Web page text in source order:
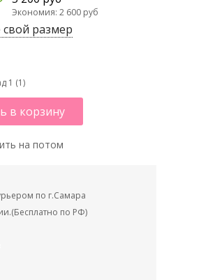
Экономия: 2 600 руб
размер
1 (1)
в корзину
на потом
по г.Самара
по РФ)